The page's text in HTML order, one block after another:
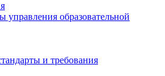
управления образовательной
и требования